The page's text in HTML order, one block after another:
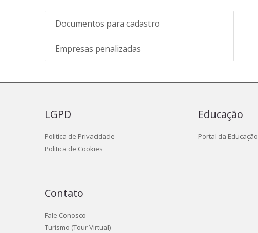
Documentos para cadastro
Empresas penalizadas
LGPD
Politica de Privacidade
Politica de Cookies
Educação
Portal da Educação
Contato
Fale Conosco
Turismo (Tour Virtual)